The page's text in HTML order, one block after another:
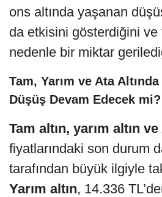
ons altında yaşanan
da etkisini gösterdiğini ve
nedenle bir miktar
Tam, Yarım ve Ata
Düşüş Devam Edecek mi?
Tam altın, yarım altın
fiyatlarındaki son durum
tarafından büyük ilgiyle
Yarım altın, 14.336